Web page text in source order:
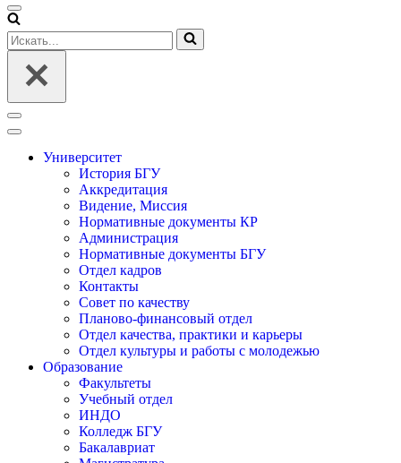
Меню
навигации
Искать...
Меню
навигации
Университет
История БГУ
Аккредитация
Видение, Миссия
Нормативные документы КР
Администрация
Нормативные документы БГУ
Отдел кадров
Контакты
Совет по качеству
Планово-финансовый отдел
Отдел качества, практики и карьеры
Отдел культуры и работы с молодежью
Образование
Факультеты
Учебный отдел
ИНДО
Колледж БГУ
Бакалавриат